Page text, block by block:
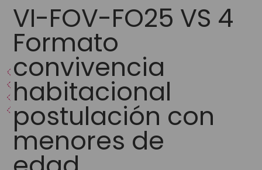
VI-FOV-FO25 VS 4
Formato
convivencia
habitacional
postulación con
menores de